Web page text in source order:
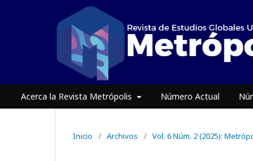
Acerca la Revista Metrópolis Número Actual
Inicio / Archivos / Vol. 6 Núm. 2 (2025):